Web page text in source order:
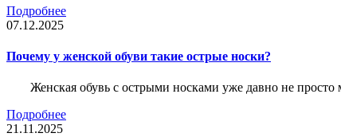
Подробнее
07.12.2025
Почему у женской обуви такие острые носки?
Женская обувь с острыми носками уже давно не
Подробнее
21.11.2025